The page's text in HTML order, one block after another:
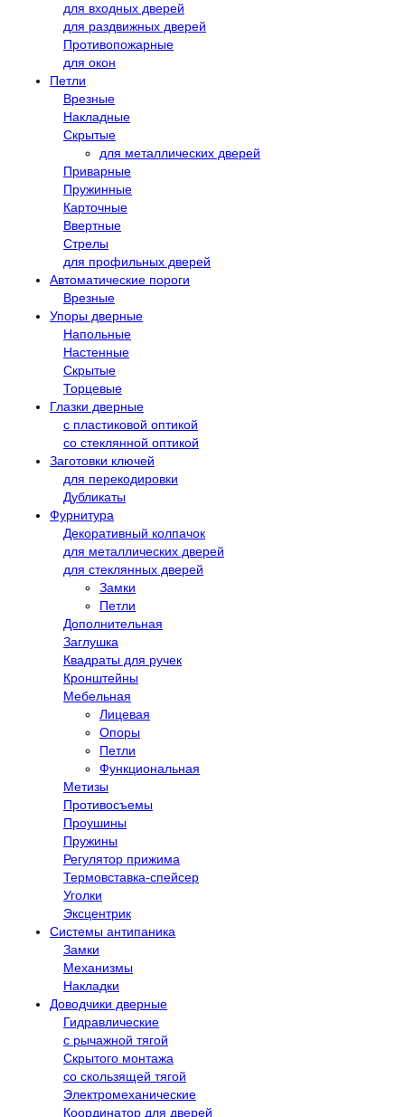
для входных дверей
для раздвижных дверей
Противопожарные
для окон
Петли
Врезные
Накладные
Скрытые
для металлических дверей
Приварные
Пружинные
Карточные
Ввертные
Стрелы
для профильных дверей
Автоматические пороги
Врезные
Упоры дверные
Напольные
Настенные
Скрытые
Торцевые
Глазки дверные
с пластиковой оптикой
со стеклянной оптикой
Заготовки ключей
для перекодировки
Дубликаты
Фурнитура
Декоративный колпачок
для металлических дверей
для стеклянных дверей
Замки
Петли
Дополнительная
Заглушка
Квадраты для ручек
Кронштейны
Мебельная
Лицевая
Опоры
Петли
Функциональная
Метизы
Противосъемы
Проушины
Пружины
Регулятор прижима
Термовставка-спейсер
Уголки
Эксцентрик
Системы антипаника
Замки
Механизмы
Накладки
Доводчики дверные
Гидравлические
с рычажной тягой
Скрытого монтажа
со скользящей тягой
Электромеханические
Координатор для дверей